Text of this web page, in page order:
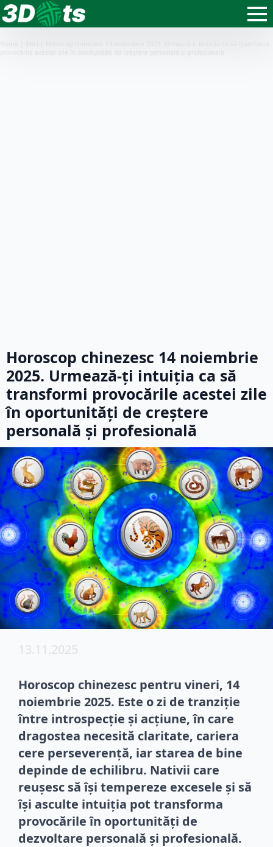
Horoscop chinezesc 14 noiembrie
2025. Urmează-ți intuiția ca să
transformi provocările acestei zile
în oportunități de creștere
personală și profesională
13.11.2025
Horoscop chinezesc pentru vineri, 14
noiembrie 2025. Este o zi de tranziție
între introspecție și acțiune, în care
dragostea necesită claritate, cariera
cere perseverență, iar starea de bine
depinde de echilibru. Nativii care
reușesc să își tempereze excesele și să
își asculte intuiția pot transforma
provocările în oportunități de
dezvoltare personală și profesională.